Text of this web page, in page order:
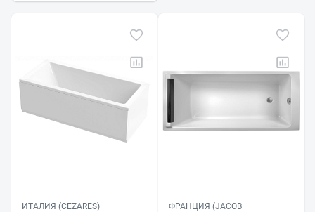
ИТАЛИЯ (CEZARES)
ФРАНЦИЯ (JACOB